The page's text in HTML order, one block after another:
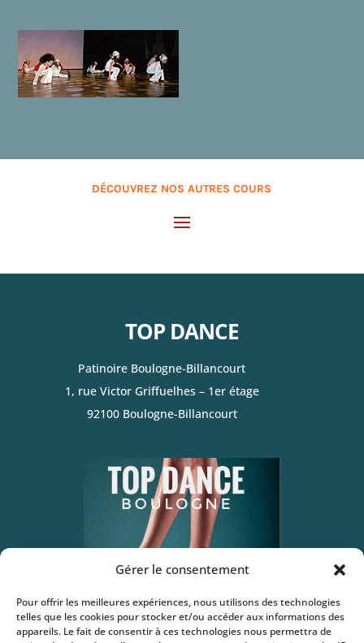
Gérer le consentement
Pour offrir les meilleures expériences, nous utilisons des technologies
telles que les cookies pour stocker et/ou accéder aux informations des
appareils. Le fait de consentir à ces technologies nous permettra de
DÉCOUVREZ NOS AUTRES COURS
TOP DANCE
Patinoire Boulogne-Billancourt
1, rue Victor Griffuelhes – 1er étage
92100 Boulogne-Billancourt